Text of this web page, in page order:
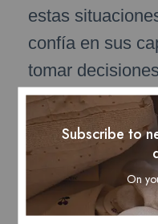
estas
confía en sus
tomar
pero
casos puede
ganar o perder.
mantener un
autoconfianza y
Subscribe to
On